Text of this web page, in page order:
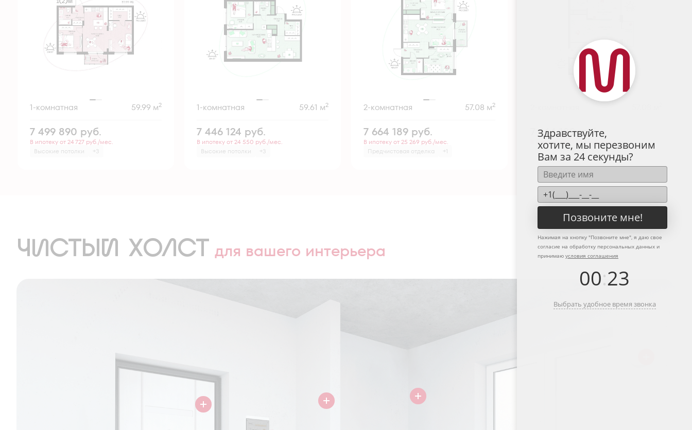
1-комнатная 59.99 м2
7 499 890 руб.
В ипотеку от 24 727 руб./мес.
Высокие потолки
+3
1-комнатная 59.61 м2
7 446 124 руб.
В ипотеку от 24 550 руб./мес.
Высокие потолки
+3
2-комнатная 57.08 м2
7 664 189 руб.
В ипотеку от 25 269 руб./мес.
Предчистовая отделка
+1
7 664 189руб.
В ипотеку от 25 269 руб./мес.
Предчистовая отделка
+1
ЧИСТЫЙ ХОЛСТ для вашего интерьера
Здравствуйте,
хотите, мы перезвоним
Вам за 24 секунды?
Позвоните мне!
Нажимая на кнопку "Позвоните мне", я даю свое
согласие на обработку персональных данных и
принимаю условия соглашения
00:23
Выбрать удобное время звонка